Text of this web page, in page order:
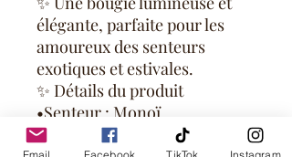
élégante, parfaite pour les
amoureux des senteurs
exotiques et estivales.
✨ Détails du produit
•Senteur : Monoï
•Contenance : 250 g
Email Facebook TikTok Instagram